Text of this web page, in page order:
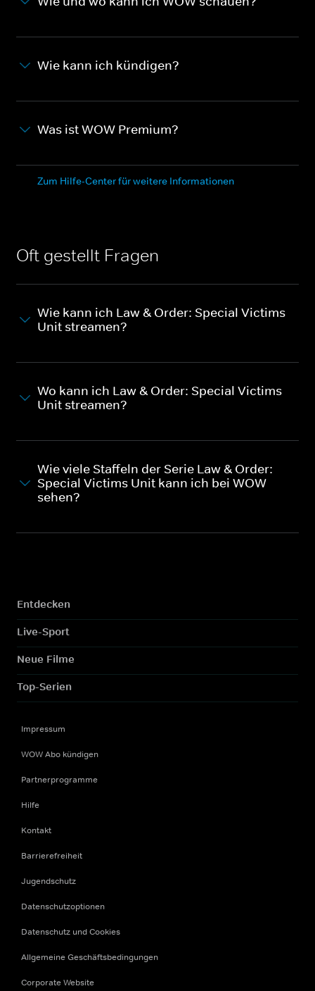
Wie kann ich kündigen?
Was ist WOW Premium?
Zum Hilfe-Center für weitere Informationen
Oft gestellt Fragen
Wie kann ich Law & Order: Special Victims
Unit streamen?
Wo kann ich Law & Order: Special Victims
Unit streamen?
Wie viele Staffeln der Serie Law & Order:
Special Victims Unit kann ich bei WOW
sehen?
Entdecken
Live-Sport
Neue Filme
Top-Serien
Impressum
WOW Abo kündigen
Partnerprogramme
Hilfe
Kontakt
Barrierefreiheit
Jugendschutz
Datenschutzoptionen
Datenschutz und Cookies
Allgemeine Geschäftsbedingungen
Corporate Website